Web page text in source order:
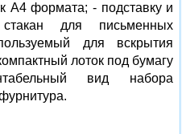
A4 формата; - подставку и
для письменных
для вскрытия
лоток под бумагу
вид набора